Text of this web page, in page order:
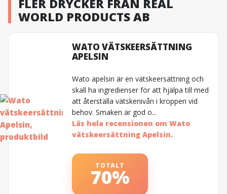
FLER DRYCKER FRAN REAL
WORLD PRODUCTS AB
WATO VÄTSKEERSÄTTNING
APELSIN
Wato apelsin är en vätskeersättning och
skall ha ingredienser för att hjälpa till med
att återställa vätskenivån i kroppen vid
behov. Smaken är god o...
Läs hela recensionen om Wato
vätskeersättning Apelsin.
TOTALT
70%